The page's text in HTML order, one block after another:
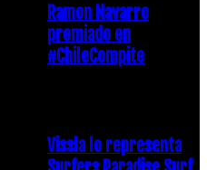
Ramon Navarro
premiado en
#ChileCompite
Vissla lo representa